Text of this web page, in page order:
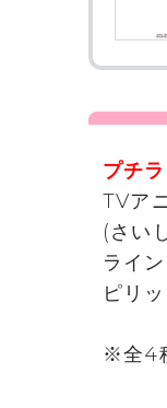
プチ
TVア
(さい
ライ
ピリ
※全4